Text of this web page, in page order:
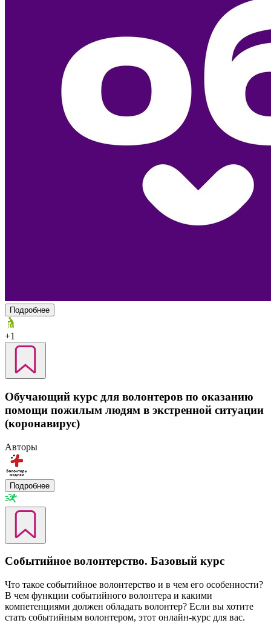
Подробнее
+1
Обучающий курс для волонтеров по оказанию
помощи пожилым людям в экстренной ситуации
(коронавирус)
Авторы
Подробнее
Событийное волонтерство. Базовый курс
Что такое событийное волонтерство и в чем его особенности?
В чем функции событийного волонтера и какими
компетенциями должен обладать волонтер? Если вы хотите
стать событийным волонтером, этот онлайн-курс для вас.